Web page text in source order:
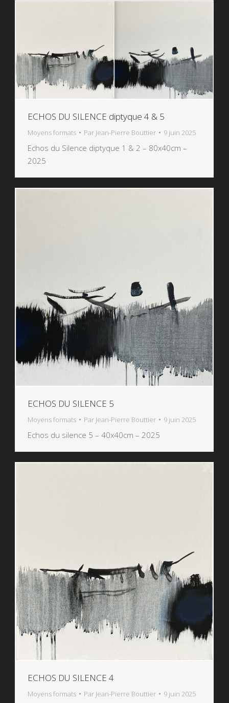
ECHOS DU SILENCE diptyque 4 & 5
Moyens formats Par Jean-Pierre Bouttier 9 juin 2025
Echos du Silence diptyque 1 & 2 – 80x40cm –
2025
ECHOS DU SILENCE 5
Moyens formats Par Jean-Pierre Bouttier 9 juin 2025
Echos du silence 5 – 40x40cm – 2025
ECHOS DU SILENCE 4
Moyens formats Par Jean-Pierre Bouttier 9 juin 2025